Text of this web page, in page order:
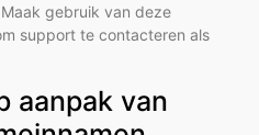
gebruik van deze
support te contacteren als
aanpak van